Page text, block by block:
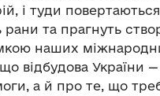
і туди
рани та прагнуть
наших
що відбудова
а й про те, що